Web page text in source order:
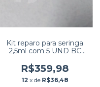
Kit reparo para seringa
2,5ml com 5 UND BC
COUNT 860 /
HEMACOUNTER SL /
HEMARAY 86
R$359,98
12 x de R$36,48